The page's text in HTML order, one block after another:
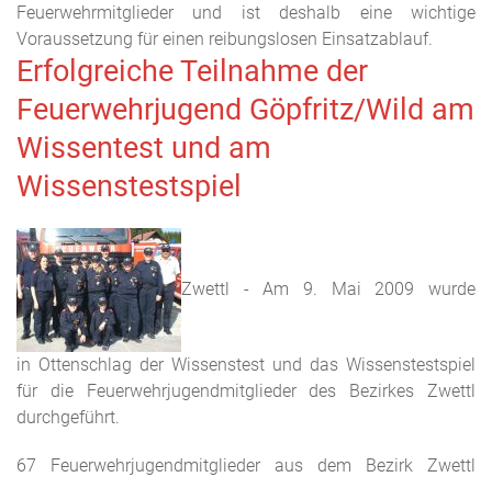
Feuerwehrmitglieder und ist deshalb eine wichtige
Voraussetzung für einen reibungslosen Einsatzablauf.
Erfolgreiche Teilnahme der
Feuerwehrjugend Göpfritz/Wild am
Wissentest und am
Wissenstestspiel
Zwettl - Am 9. Mai 2009 wurde
in Ottenschlag der Wissenstest und das Wissenstestspiel
für die Feuerwehrjugendmitglieder des Bezirkes Zwettl
durchgeführt.
67 Feuerwehrjugendmitglieder aus dem Bezirk Zwettl